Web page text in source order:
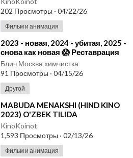
202 Просмотры · 04/22/26
Фильм и анимация
⁣2023 - новая, 2024 - убитая, 2025 -
снова как новая 😱 Реставрация
обуви. Качественный ремонт
Блич Москва химчистка
91 Просмотры · 04/15/26
Другой
⁣MABUDA MENAKSHI (HIND KINO
2023) O'ZBEK TILIDA
KinoKoinot
1,593 Просмотры · 02/13/26
Фильм и анимация